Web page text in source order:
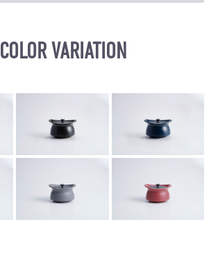
COLOR VARIATION